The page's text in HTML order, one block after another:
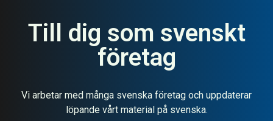
Till dig som svenskt
företag
Vi arbetar med många svenska företag och uppdaterar
löpande vårt material på svenska.